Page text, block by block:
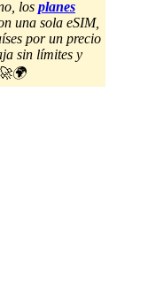
los planes
una sola eSIM,
por un precio
sin límites y